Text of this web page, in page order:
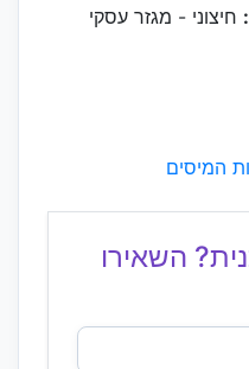
חיצוני - מגזר עסקי
המיסים
השאירו